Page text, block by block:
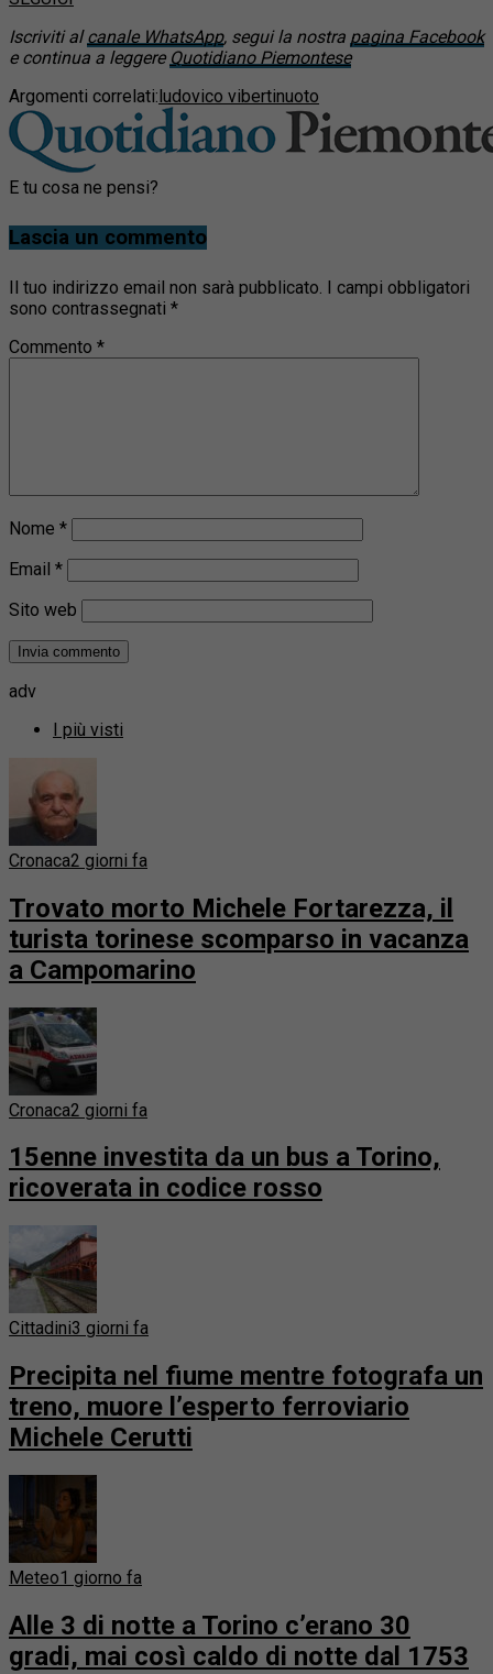
Iscriviti alcanale WhatsApp, segui la nostra pagina Facebook
e continua a leggere Quotidiano Piemontese
Argomenti correlati:ludovico vibertinuoto
E tu cosa ne pensi?
Lascia un commento
Il tuo indirizzo email non sarà pubblicato. I campi obbligatori
sono contrassegnati *
Commento *
Nome *
Email *
Sito web
adv
I più visti
Cronaca2 giorni fa
Trovato morto Michele Fortarezza, il
turista torinese scomparso in vacanza
a Campomarino
Cronaca2 giorni fa
15enne investita da un bus a Torino,
ricoverata in codice rosso
Cittadini3 giorni fa
Precipita nel fiume mentre fotografa un
treno, muore l’esperto ferroviario
Michele Cerutti
Meteo1 giorno fa
Alle 3 di notte a Torino c’erano 30
gradi, mai così caldo di notte dal 1753